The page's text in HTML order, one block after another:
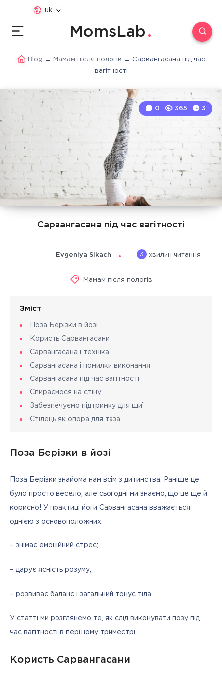
uk
MomsLab
Blog → Мамам після пологів → Сарвангасана під час
вагітності
Сарвангасана під час вагітності
0 365 3
Evgeniya Sikach 3 хвилин читання
Мамам після пологів
Зміст
Поза Берізки в йозі
Користь Сарвангасани
Сарвангасана і техніка
Сарвангасана і помилки виконання
Сарвангасана під час вагітності
Спираємося на стіну
Забезпечуємо підтримку для шиї
Стілець як опора для таза
Поза Берізки в йозі
Поза Берізки знайома нам всім з дитинства. Раніше це
було просто весело, але сьогодні ми знаємо, що це ще й
корисно! У практиці йоги Сарвангасана вважається
однією з основоположних:
– знімає емоційний стрес;
– дарує ясність розуму;
– розвиває баланс і загальний тонус тіла.
У статті ми розглянемо те, як слід виконувати позу під
час вагітності в першому триместрі.
Користь Сарвангасани